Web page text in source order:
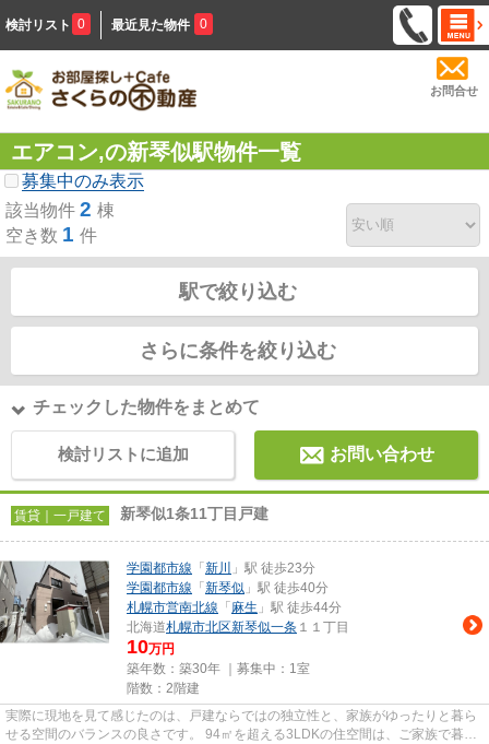
検討リスト 0 最近見た物件 0
お問合せ
エアコン,の新琴似駅物件一覧
募集中のみ表示
該当物件 2 棟
空き数 1 件
駅で絞り込む
さらに条件を絞り込む
チェックした物件をまとめて
検討リストに追加 お問い合わせ
賃貸｜一戸建て 新琴似1条11丁目戸建
学園都市線 「 新川
」駅 徒歩23分
学園都市線 「 新琴似 」駅 徒歩40分
札幌市営南北線 「 麻生 」駅 徒歩44分
北海道札幌市北区新琴似一条 １１丁目
10万円
築年数：築30年 ｜募集中： 1室
階数：2階建
実際に現地を見て感じたのは、戸建ならではの独立性と、家族がゆったりと暮ら
せる空間のバランスの良さです。 94㎡を超える3LDKの住空間は、ご家族で暮ら